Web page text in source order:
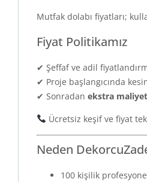
Mutfak dolabı fiyatları;
Fiyat Politikamız
✔ Şeffaf ve adil
✔ Proje başlangıcında
✔ Sonradan ekstra
Ücretsiz keşif ve fiyat
Neden
100 kişilik